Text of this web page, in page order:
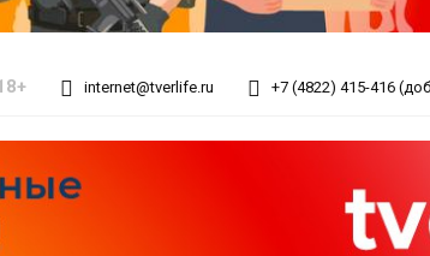
internet@tverlife.ru +7 (4822) 415-416